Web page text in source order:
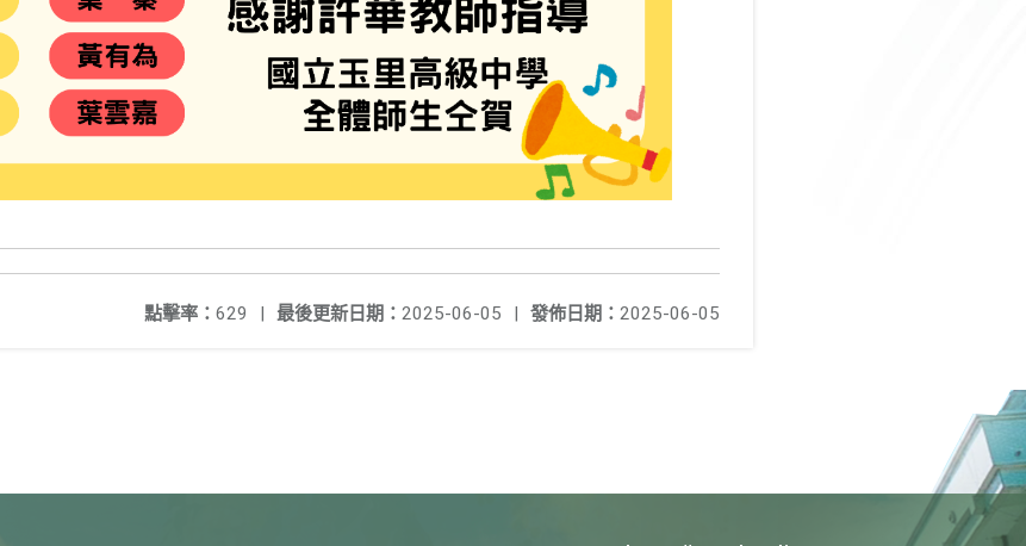
發佈日期： 2025-06-05
最後更新日期： 2025-06-05 |
點擊率： 629 |